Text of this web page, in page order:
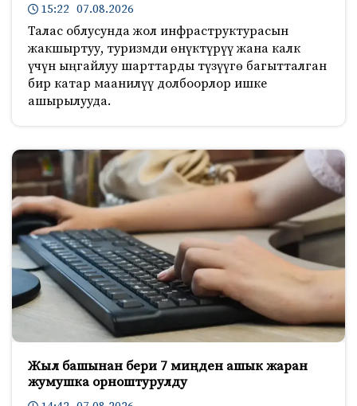
15:22 07.08.2026
Талас облусунда жол инфраструктурасын
жакшыртуу, туризмди өнүктүрүү жана калк
үчүн ыңгайлуу шарттарды түзүүгө багытталган
бир катар маанилүү долбоорлор ишке
ашырылууда.
Жыл башынан бери 7 миңден ашык жаран
жумушка орноштурулду